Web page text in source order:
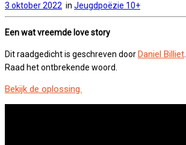
3 oktober 2022 in Jeugdpoëzie 10+
Een wat vreemde love story
Dit raadgedicht is geschreven door Daniel Billiet.
Raad het ontbrekende woord.
Bekijk de oplossing.